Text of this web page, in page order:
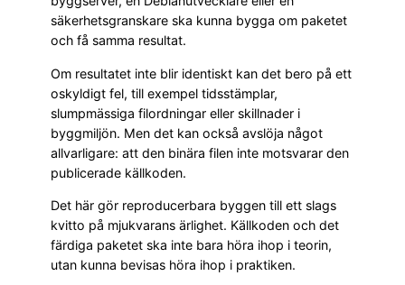
säkerhetsgranskare ska kunna bygga om paketet
och få samma resultat.
Om resultatet inte blir identiskt kan det bero på ett
oskyldigt fel, till exempel tidsstämplar,
slumpmässiga filordningar eller skillnader i
byggmiljön. Men det kan också avslöja något
allvarligare: att den binära filen inte motsvarar den
publicerade källkoden.
Det här gör reproducerbara byggen till ett slags
kvitto på mjukvarans ärlighet. Källkoden och det
färdiga paketet ska inte bara höra ihop i teorin,
utan kunna bevisas höra ihop i praktiken.